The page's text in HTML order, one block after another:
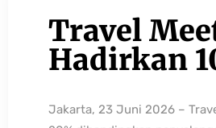
Travel
Hadirkan
Jakarta, 23 Juni 2026 –